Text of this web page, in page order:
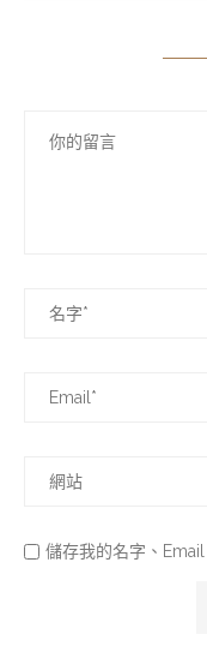
儲存我的名字、